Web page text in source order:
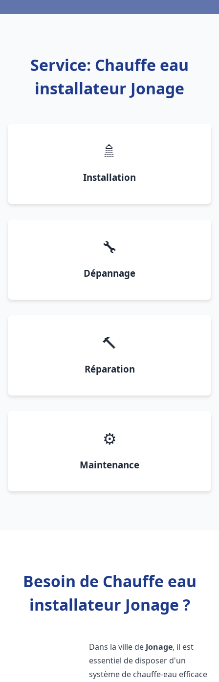
Service: Chauffe eau
installateur Jonage
🚿
Installation
🔧
Dépannage
🔨
Réparation
⚙️
Maintenance
Besoin de Chauffe eau
installateur Jonage ?
Dans la ville de Jonage, il est
essentiel de disposer d'un
système de chauffe-eau efficace